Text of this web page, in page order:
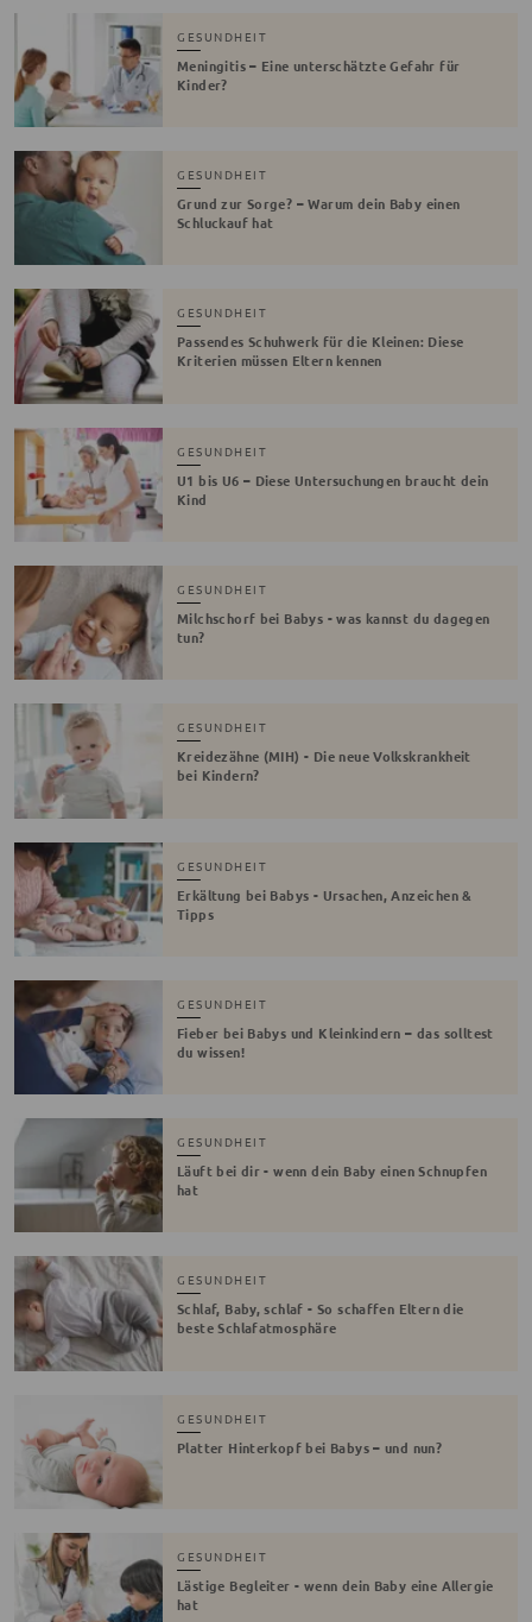
GESUNDHEIT
Meningitis – Eine unterschätzte Gefahr für
Kinder?
GESUNDHEIT
Grund zur Sorge? – Warum dein Baby einen
Schluckauf hat
GESUNDHEIT
Passendes Schuhwerk für die Kleinen: Diese
Kriterien müssen Eltern kennen
GESUNDHEIT
U1 bis U6 – Diese Untersuchungen braucht dein
Kind
GESUNDHEIT
Milchschorf bei Babys - was kannst du dagegen
tun?
GESUNDHEIT
Kreidezähne (MIH) - Die neue Volkskrankheit
bei Kindern?
GESUNDHEIT
Erkältung bei Babys - Ursachen, Anzeichen &
Tipps
GESUNDHEIT
Fieber bei Babys und Kleinkindern – das solltest
du wissen!
GESUNDHEIT
Läuft bei dir - wenn dein Baby einen Schnupfen
hat
GESUNDHEIT
Schlaf, Baby, schlaf - So schaffen Eltern die
beste Schlafatmosphäre
GESUNDHEIT
Platter Hinterkopf bei Babys – und nun?
GESUNDHEIT
Lästige Begleiter - wenn dein Baby eine Allergie
hat